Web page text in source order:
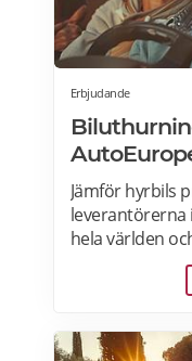
Erbjudande
Jämför hyrbils
leverantörerna
hela världen
medlem!
Europe